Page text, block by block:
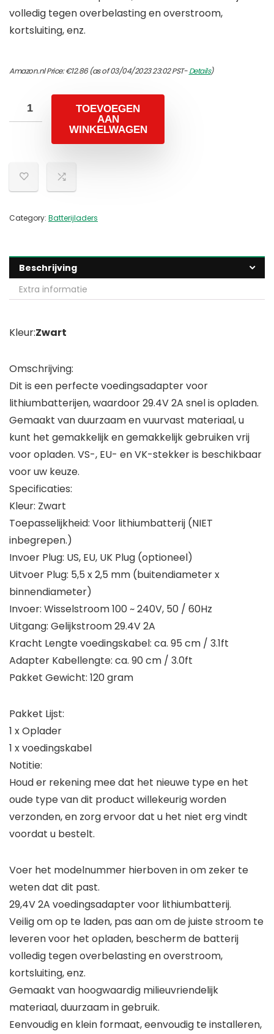
volledig tegen overbelasting en overstroom,
kortsluiting, enz.
Amazon.nl Price:€12.86(as of 03/04/2023 23:02 PST-Details)
TOEVOEGEN
AAN
WINKELWAGEN
Category: Batterijladers
Beschrijving
Extra informatie
Kleur:Zwart
Omschrijving:
Dit is een perfecte voedingsadapter voor
lithiumbatterijen, waardoor 29.4V 2A snel is opladen.
Gemaakt van duurzaam en vuurvast materiaal, u
kunt het gemakkelijk en gemakkelijk gebruiken vrij
voor opladen. VS-, EU- en VK-stekker is beschikbaar
voor uw keuze.
Specificaties:
Kleur: Zwart
Toepasselijkheid: Voor lithiumbatterij (NIET
inbegrepen.)
Invoer Plug: US, EU, UK Plug (optioneel)
Uitvoer Plug: 5,5 x 2,5 mm (buitendiameter x
binnendiameter)
Invoer: Wisselstroom 100 ~ 240V, 50 / 60Hz
Uitgang: Gelijkstroom 29.4V 2A
Kracht Lengte voedingskabel: ca. 95 cm / 3.1ft
Adapter Kabellengte: ca. 90 cm / 3.0ft
Pakket Gewicht: 120 gram
Pakket Lijst:
1 x Oplader
1 x voedingskabel
Notitie:
Houd er rekening mee dat het nieuwe type en het
oude type van dit product willekeurig worden
verzonden, en zorg ervoor dat u het niet erg vindt
voordat u bestelt.
Voer het modelnummer hierboven in om zeker te
weten dat dit past.
29,4V 2A voedingsadapter voor lithiumbatterij.
Veilig om op te laden, pas aan om de juiste stroom te
leveren voor het opladen, bescherm de batterij
volledig tegen overbelasting en overstroom,
kortsluiting, enz.
Gemaakt van hoogwaardig milieuvriendelijk
materiaal, duurzaam in gebruik.
Eenvoudig en klein formaat, eenvoudig te installeren,